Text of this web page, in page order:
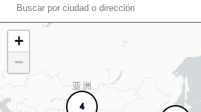
4
+
−